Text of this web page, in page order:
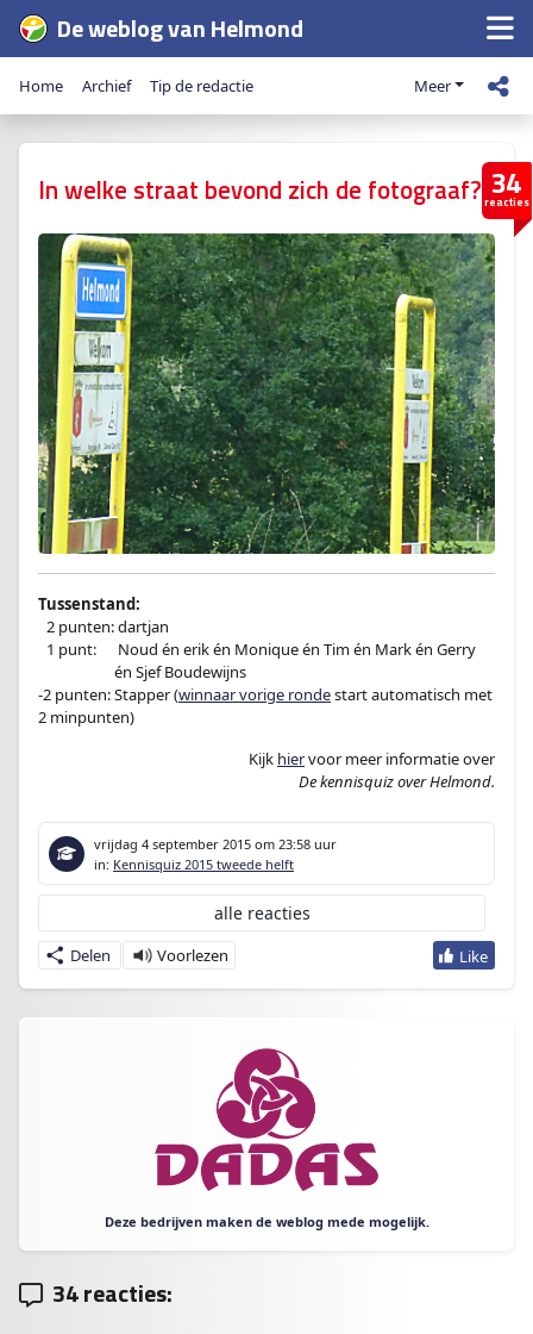
De weblog van Helmond
Home Archief Tip de redactie Meer
34
reacties
In welke straat bevond zich de fotograaf?
Tussenstand:
2 punten: dartjan
1 punt:
Noud én erik én Monique én Tim én Mark én Gerry
én Sjef Boudewijns
-2 punten: Stapper (winnaar vorige rondestart automatisch met
2 minpunten)
Kijk hiervoor meer informatie over
De kennisquiz over Helmond.
vrijdag 4 september 2015 om 23:58 uur
in: Kennisquiz 2015 tweede helft
Delen
alle reacties
Deze bedrijven maken de weblog mede mogelijk.
34 reacties: